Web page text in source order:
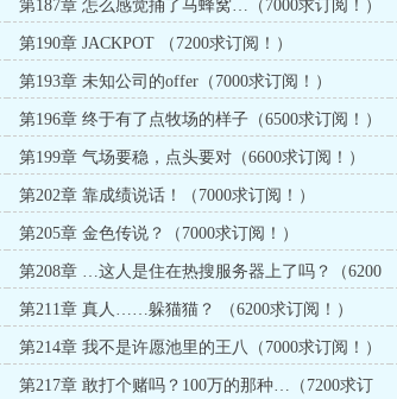
第187章 怎么感觉捅了马蜂窝…（7000求订阅！）
第190章 JACKPOT （7200求订阅！）
第193章 未知公司的offer（7000求订阅！）
第196章 终于有了点牧场的样子（6500求订阅！）
第199章 气场要稳，点头要对（6600求订阅！）
第202章 靠成绩说话！（7000求订阅！）
第205章 金色传说？（7000求订阅！）
第208章 …这人是住在热搜服务器上了吗？（6200
求订阅！）
第211章 真人……躲猫猫？ （6200求订阅！）
第214章 我不是许愿池里的王八（7000求订阅！）
第217章 敢打个赌吗？100万的那种…（7200求订